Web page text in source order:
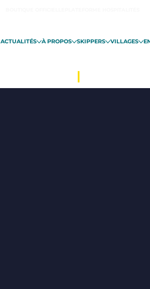
|
ACTUALITÉS À PROPOS SKIPPERS VILLAGES